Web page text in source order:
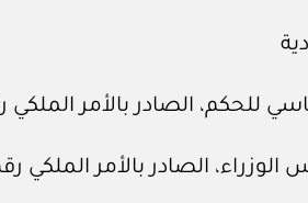
بالأمر الملكي رقم (أ / ٩٠) بتاريخ ٢٧ /
بالأمر الملكي رقم (أ / ١٣) بتاريخ ٣ / ٣ /